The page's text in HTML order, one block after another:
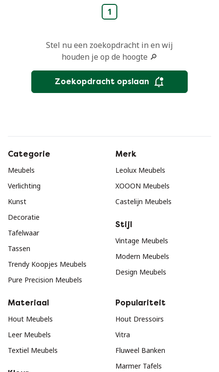
1
Stel nu een zoekopdracht in en wij
houden je op de hoogte 🔎
Zoekopdracht opslaan
Categorie
Meubels
Verlichting
Kunst
Decoratie
Tafelwaar
Tassen
Trendy Koopjes Meubels
Pure Precision Meubels
Merk
Leolux Meubels
XOOON Meubels
Castelijn Meubels
Stijl
Vintage Meubels
Modern Meubels
Design Meubels
Materiaal
Hout Meubels
Leer Meubels
Textiel Meubels
Populariteit
Hout Dressoirs
Vitra
Fluweel Banken
Marmer Tafels